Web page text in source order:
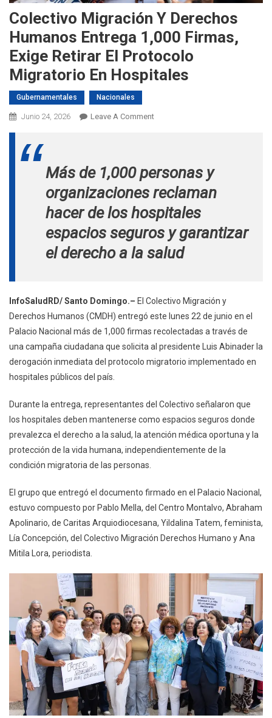
Colectivo Migración Y Derechos
Humanos Entrega 1,000 Firmas,
Exige Retirar El Protocolo
Migratorio En Hospitales
Gubernamentales Nacionales
Junio 24, 2026 Leave A CommentOn
Derechos
Humanos
Entrega
1,000
Firmas,
Exige
Retirar
Migratorio
En
Más de 1,000 personas y
organizaciones reclaman
hacer de los hospitales
espacios seguros y garantizar
el derecho a la salud
InfoSaludRD/ Santo Domingo.– El Colectivo Migración y
Derechos Humanos (CMDH) entregó este lunes 22 de junio en el
Palacio Nacional más de 1,000 firmas recolectadas a través de
una campaña ciudadana que solicita al presidente Luis Abinader la
derogación inmediata del protocolo migratorio implementado en
hospitales públicos del país.
Durante la entrega, representantes del Colectivo señalaron que
los hospitales deben mantenerse como espacios seguros donde
prevalezca el derecho a la salud, la atención médica oportuna y la
protección de la vida humana, independientemente de la
condición migratoria de las personas.
El grupo que entregó el documento firmado en el Palacio Nacional,
estuvo compuesto por Pablo Mella, del Centro Montalvo, Abraham
Apolinario, de Caritas Arquiodiocesana, Yildalina Tatem, feminista,
Lía Concepción, del Colectivo Migración Derechos Humano y Ana
Mitila Lora, periodista.